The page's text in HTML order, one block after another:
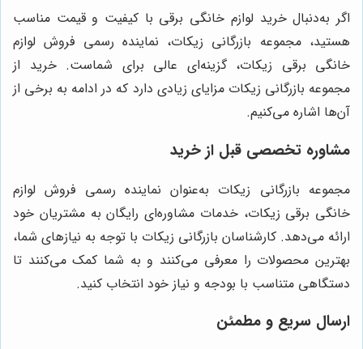
اگر به‌دنبال خرید لوازم خانگی برقی با کیفیت و قیمت مناسب
هستید، مجموعه بازرگانی زیکات، نماینده رسمی فروش لوازم
خانگی برقی زیکات، گزینه‌ای عالی برای شماست. خرید از
مجموعه بازرگانی زیکات مزایای زیادی دارد که در ادامه به برخی از
آن‌ها اشاره می‌کنیم.
مشاوره تخصصی قبل از خرید
مجموعه بازرگانی زیکات به‌عنوان نماینده رسمی فروش لوازم
خانگی برقی زیکات، خدمات مشاوره‌ای رایگان به مشتریان خود
ارائه می‌دهد. کارشناسان بازرگانی زیکات با توجه به نیازهای شما،
بهترین محصولات را معرفی می‌کنند و به شما کمک می‌کنند تا
دستگاهی متناسب با بودجه و نیاز خود انتخاب کنید.
ارسال سریع و مطمئن